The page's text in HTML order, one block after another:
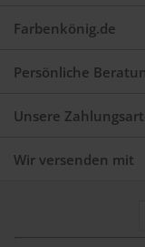
Farbenkönig.de
Persönliche
Unsere
Wir versenden mit